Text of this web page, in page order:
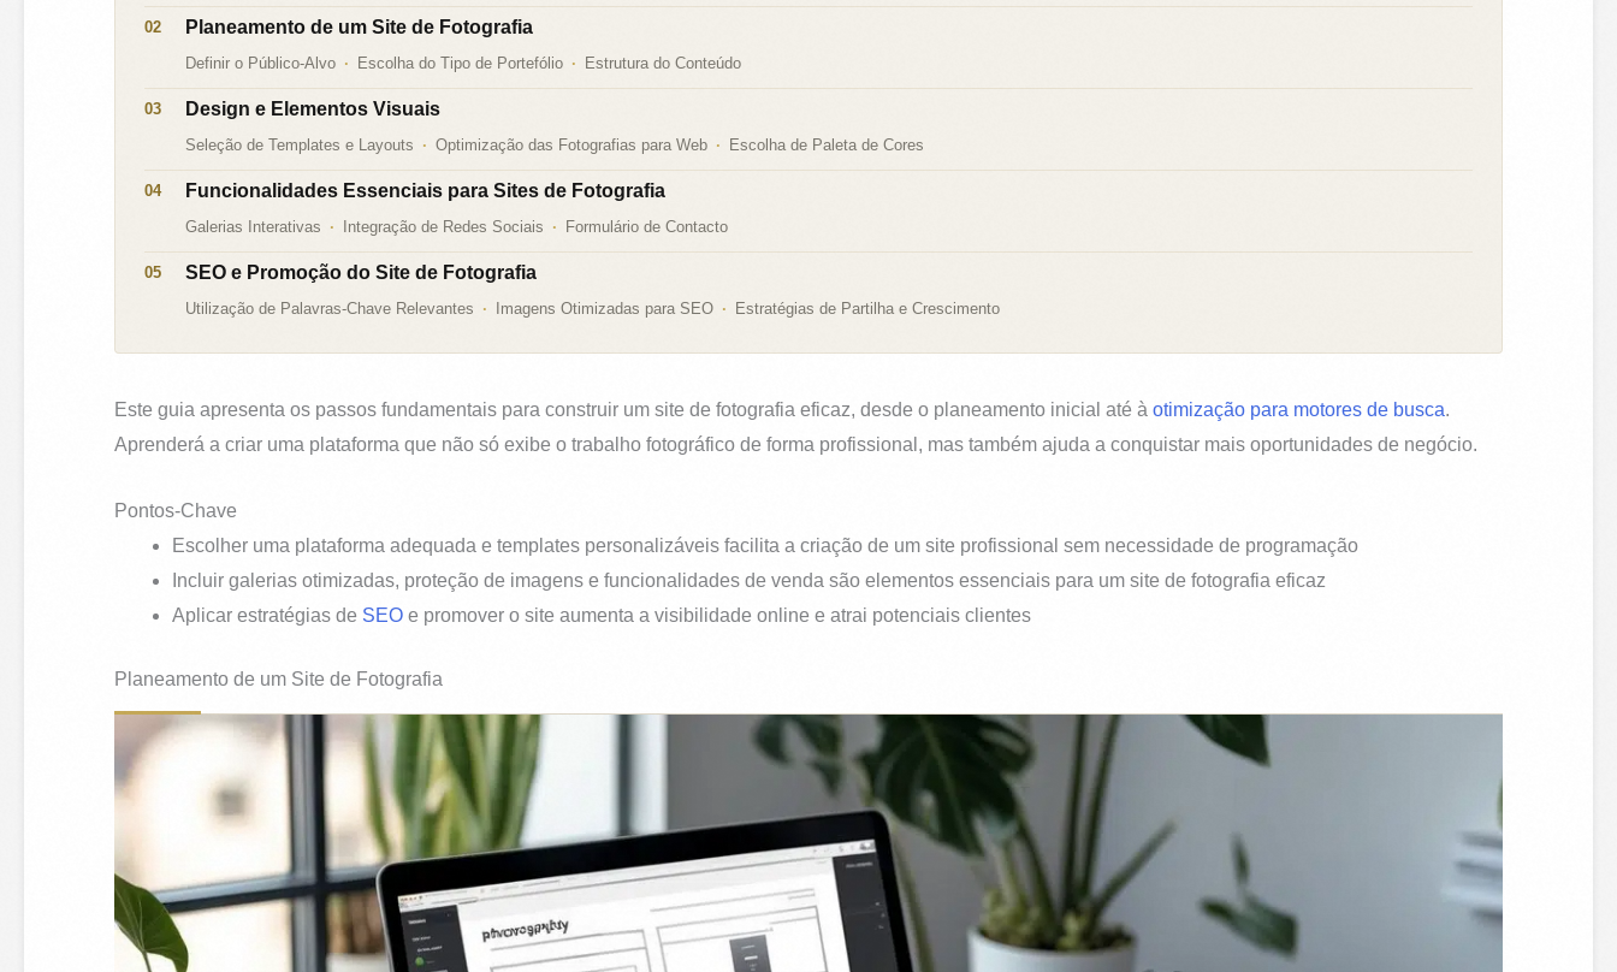
Planeamento de um Site de Fotografia
Definir o Público-Alvo Escolha do Tipo de Portefólio Estrutura do Conteúdo
Design e Elementos Visuais
Seleção de Templates e Layouts Optimização das Fotografias para Web Escolha de Paleta de Cores
Funcionalidades Essenciais para Sites de Fotografia
Galerias Interativas Integração de Redes Sociais Formulário de Contacto
SEO e Promoção do Site de Fotografia
Utilização de Palavras-Chave Relevantes Imagens Otimizadas para SEO Estratégias de Partilha e Crescimento
Este guia apresenta os passos fundamentais para construir um site de fotografia eficaz, desde o planeamento inicial até à otimização para motores de busca.
Aprenderá a criar uma plataforma que não só exibe o trabalho fotográfico de forma profissional, mas também ajuda a conquistar mais oportunidades de negócio.
Pontos-Chave
Escolher uma plataforma adequada e templates personalizáveis facilita a criação de um site profissional sem necessidade de programação
Incluir galerias otimizadas, proteção de imagens e funcionalidades de venda são elementos essenciais para um site de fotografia eficaz
Aplicar estratégias de SEOe promover o site aumenta a visibilidade online e atrai potenciais clientes
Planeamento de um Site de Fotografia